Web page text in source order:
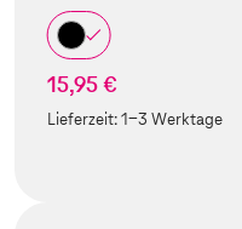
15,95 €
Lieferzeit:1-3 Werktage